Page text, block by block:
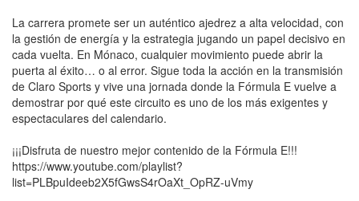
La carrera promete ser un auténtico ajedrez a alta velocidad, con
la gestión de energía y la estrategia jugando un papel decisivo en
cada vuelta. En Mónaco, cualquier movimiento puede abrir la
puerta al éxito… o al error. Sigue toda la acción en la transmisión
de Claro Sports y vive una jornada donde la Fórmula E vuelve a
demostrar por qué este circuito es uno de los más exigentes y
espectaculares del calendario.
¡¡¡Disfruta de nuestro mejor contenido de la Fórmula E!!!
https://www.youtube.com/playlist?
list=PLBpuIdeeb2X5fGwsS4rOaXt_OpRZ-uVmy